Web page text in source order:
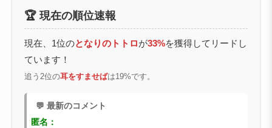
🏆 現在の順位速報
現在、1位のとなりのトトロが33%を獲得してリードし
ています！
追う2位の耳をすませばは19%です。
💬 最新のコメント
匿名：